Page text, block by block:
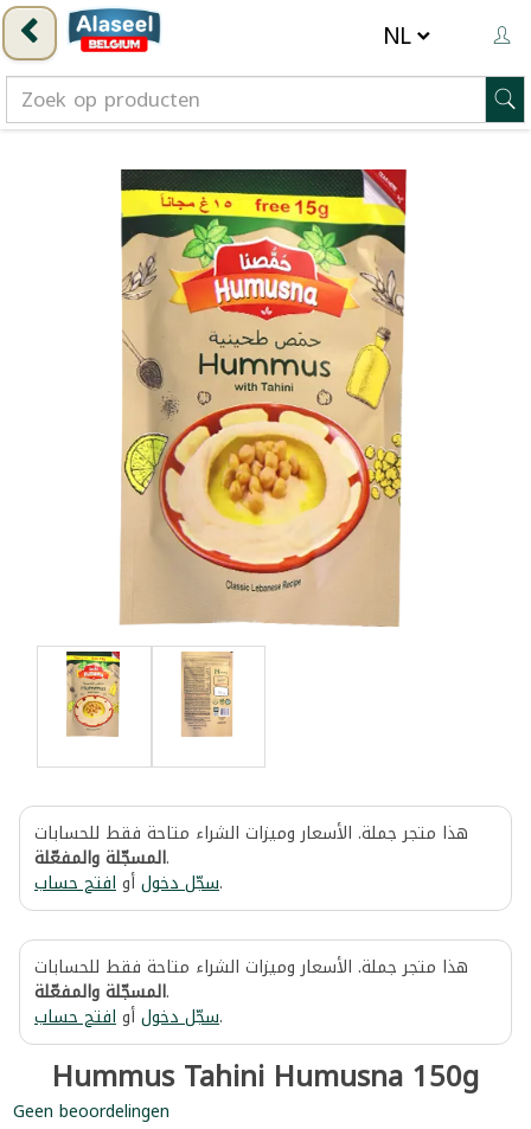
هذا متجر جملة. الأسعار وميزات الشراء متاحة فقط للحسابات
المسجّلة والمفعّلة.
سجّل دخولأوافتح حساب .
هذا متجر جملة. الأسعار وميزات الشراء متاحة فقط للحسابات
المسجّلة والمفعّلة.
سجّل دخولأوافتح حساب .
Hummus Tahini Humusna 150g
Geen beoordelingen